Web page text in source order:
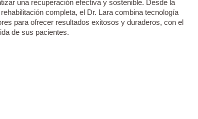
una recuperación efectiva y sostenible. Desde la
completa, el Dr. Lara combina tecnología
para ofrecer resultados exitosos y duraderos, con el
de sus pacientes.